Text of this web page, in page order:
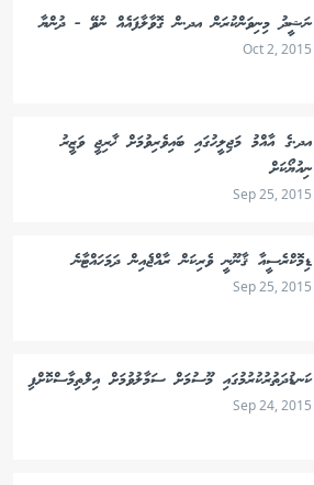
ނަޝީދު މިނިވަންކުރަން އދ.ން ގޮވާލާފައެއް ނުވޭ - ދުންޔާ
Oct 2, 2015
އދ.ގެ އާއްމު މަޖިލީހުގައި ބައިވެރިވުމަށް ޚާރިޖީ ވަޒީރު
ނިއުޔޯކަށް
Sep 25, 2015
ޑިމޮކްރެސީއާ ޤާނޫނީ ވެރިކަން ރާއްޖެއިން ދަމަހައްޓާނެ
Sep 25, 2015
ކަނޑުދަތުރުކުރުމުގައި މޫސުމަށް ސަމާލުވުމަށް އިލްތިމާސްކޮށްފި
Sep 24, 2015